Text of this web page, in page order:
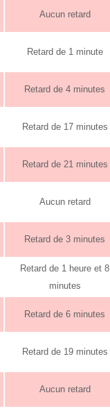
Aucun retard
Retard de 1 minute
Retard de 4 minutes
Retard de 17 minutes
Retard de 21 minutes
Aucun retard
Retard de 3 minutes
Retard de 1 heure et 8
minutes
Retard de 6 minutes
Retard de 19 minutes
Aucun retard